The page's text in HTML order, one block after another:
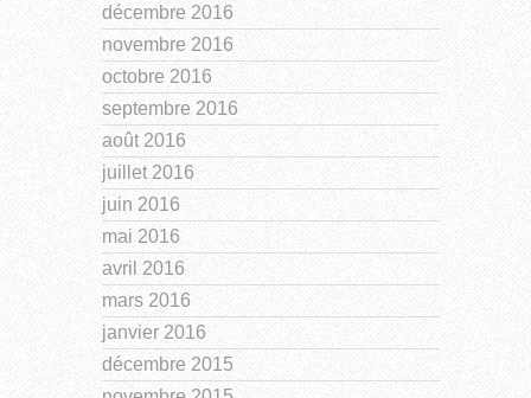
décembre 2016
novembre 2016
octobre 2016
septembre 2016
août 2016
juillet 2016
juin 2016
mai 2016
avril 2016
mars 2016
janvier 2016
décembre 2015